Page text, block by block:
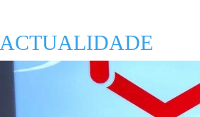
ACTUALIDADE